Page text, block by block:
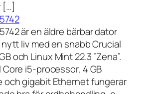
[…]
är en äldre bärbar dator
liv med en snabb Crucial
och Linux Mint 22.3 ”Zena”.
i5-processor, 4 GB
och gigabit Ethernet fungerar